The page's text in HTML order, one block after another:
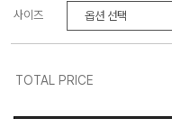
사이즈
TOTAL PRICE